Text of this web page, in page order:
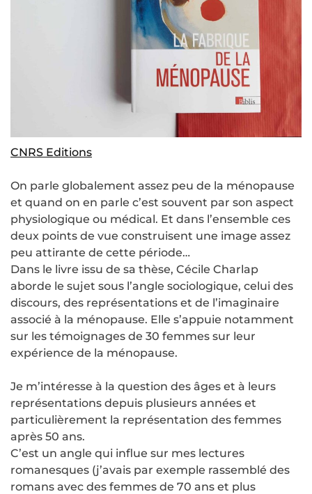
CNRS Editions
On parle globalement assez peu de la ménopause
et quand on en parle c’est souvent par son aspect
physiologique ou médical. Et dans l’ensemble ces
deux points de vue construisent une image assez
peu attirante de cette période…
Dans le livre issu de sa thèse, Cécile Charlap
aborde le sujet sous l’angle sociologique, celui des
discours, des représentations et de l’imaginaire
associé à la ménopause. Elle s’appuie notamment
sur les témoignages de 30 femmes sur leur
expérience de la ménopause.
Je m’intéresse à la question des âges et à leurs
représentations depuis plusieurs années et
particulièrement la représentation des femmes
après 50 ans.
C’est un angle qui influe sur mes lectures
romanesques (j’avais par exemple rassemblé des
romans avec des femmes de 70 ans et plus